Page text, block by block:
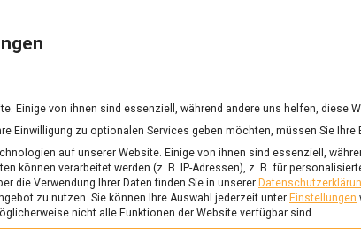
zu
&
Ernährung
SCHLAGWORT: GESCHÜTZTE GEOGRAFISCHE
Einige von ihnen sind essenziell, während andere uns helfen, diese
Einwilligung zu optionalen Services geben möchten, müssen Sie
auf unserer Website. Einige von ihnen sind essenziell,
können verarbeitet werden (z. B. IP-Adressen), z. B. für
die Verwendung Ihrer Daten finden Sie in unserer
zu nutzen. Sie können Ihre Auswahl jederzeit unter Einstellungen
nicht alle Funktionen der Website verfügbar sind.